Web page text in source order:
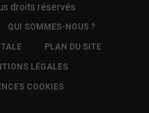
droits réservés
QUI SOMMES-NOUS ?
PLAN DU SITE
LÉGALES
COOKIES